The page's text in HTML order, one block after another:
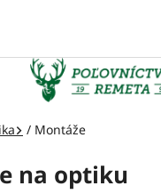
/ Montáže
na optiku